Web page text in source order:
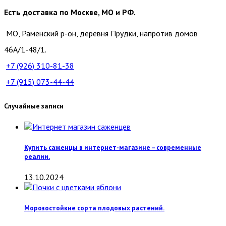
Есть доставка по Москве, МО и РФ.
МО, Раменский р-он, деревня Прудки, напротив домов
46А/1-48/1.
+7 (926) 310-81-38
+7 (915) 073-44-44
Случайные записи
Купить саженцы в интернет-магазине – современные
реалии.
13.10.2024
Морозостойкие сорта плодовых растений.